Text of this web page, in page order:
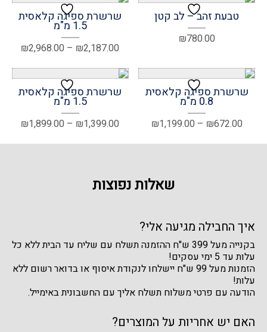
טבעת זהב – לב קטן
₪780.00
שרשרת ספיגה קלאסית
1.5 מ"מ
₪2,187.00
–
₪2,968.00 טווח
עד
שרשרת ספיגה קלאסית
0.8 מ"מ
₪672.00
–
₪1,199.00
⁦₪672.00⁩
עד
שרשרת ספיגה קלאסית
1.5 מ"מ
₪1,399.00
–
₪1,899.00 טווח
עד
שאלות נפוצות
איך החבילה מגיעה אלי?
בקנייה מעל 399 ש"ח ההזמנה תשלח עם שליח עד הבית ללא כל
עלות עד 5 ימי עסקים!
הזמנות מעל 99 ש"ח יישלחו לנקודת איסוף או בדואר רשום ללא
עלות!
הודעה עם פרטי משלוח תשלח אליך עם החשבונית באימייל.
האם יש אחריות על המוצרים?